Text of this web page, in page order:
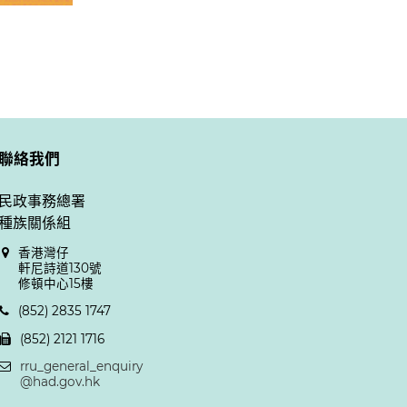
絡我們
政事務總署
族關係組
香港灣仔
軒尼詩道130號
修頓中心15樓
(852) 2835 1747
(852) 2121 1716
rru_general_enquiry
@had.gov.hk